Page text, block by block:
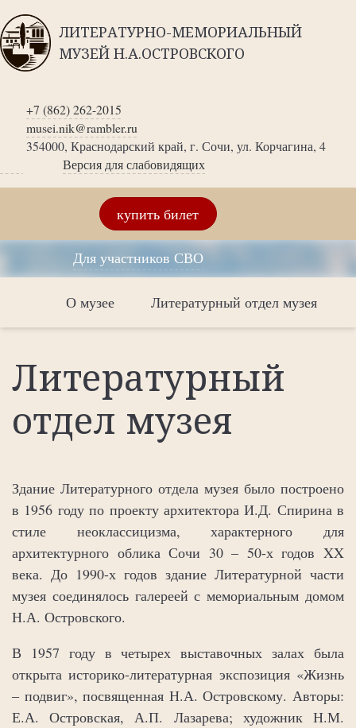
ЛИТЕРАТУРНО-МЕМОРИАЛЬНЫЙ
МУЗЕЙ Н.А.ОСТРОВСКОГО
+7 (862) 262-2015
musei.nik@rambler.ru
354000, Краснодарский край, г. Сочи, ул. Корчагина, 4
Версия для слабовидящих
купить билет
Для участников СВО
О музее Литературный отдел музея
Литературный
отдел музея
Здание Литературного отдела музея было построено
в 1956 году по проекту архитектора И.Д. Спирина в
стиле неоклассицизма, характерного для
архитектурного облика Сочи 30 – 50-х годов XX
века. До 1990-х годов здание Литературной части
музея соединялось галереей с мемориальным домом
Н.А. Островского.
В 1957 году в четырех выставочных залах была
открыта историко-литературная экспозиция «Жизнь
‒ подвиг», посвященная Н.А. Островскому. Авторы:
Е.А. Островская, А.П. Лазарева; художник Н.М.